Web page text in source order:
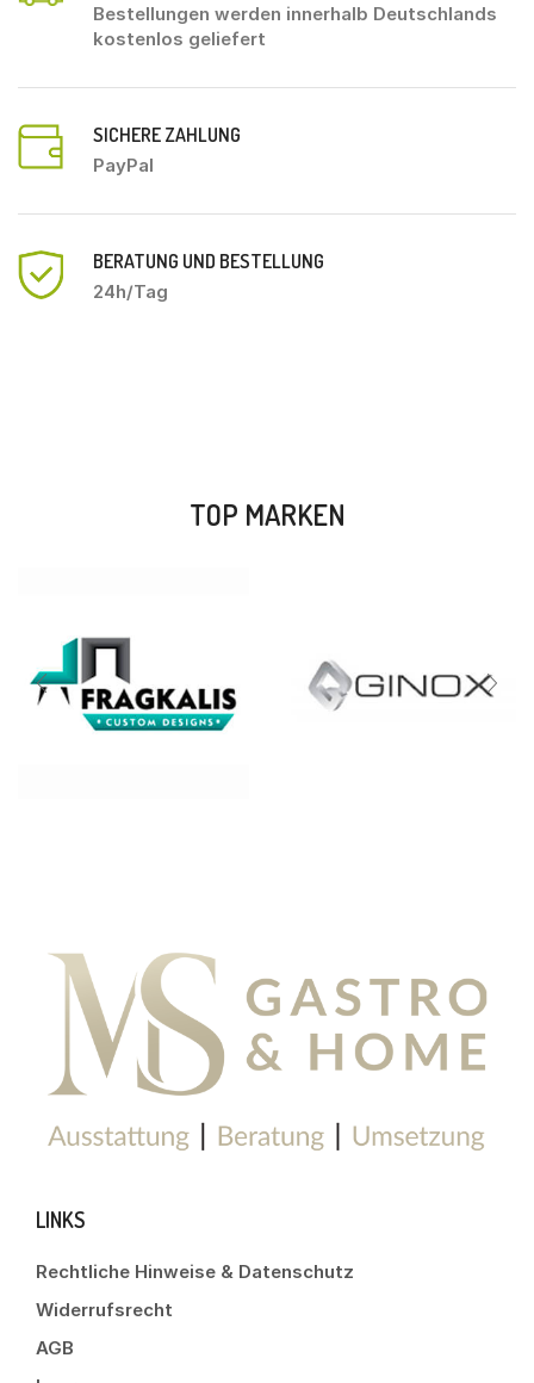
Bestellungen werden innerhalb Deutschlands
kostenlos geliefert
SICHERE ZAHLUNG
PayPal
BERATUNG UND BESTELLUNG
24h/Tag
TOP MARKEN
LINKS
Rechtliche Hinweise & Datenschutz
Widerrufsrecht
AGB